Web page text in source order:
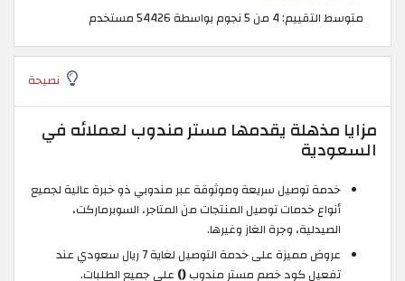
متوسط التقييم: 4 من 5 نجوم بواسطة 54426 مستخدم
نصيحة
مزايا مذهلة يقدمها مستر مندوب لعملائه في
السعودية
خدمة توصيل سريعة وموثوقة عبر مندوبي ذو خبرة عالية لجميع
أنواع خدمات توصيل المنتجات من المتاجر، السوبرماركت،
الصيدلية، وجرة الغاز وغيرها.
عروض مميزة على خدمة التوصيل لغاية 7 ريال سعودي عند
تفعيل كود خصم مستر مندوب() على جميع الطلبات.